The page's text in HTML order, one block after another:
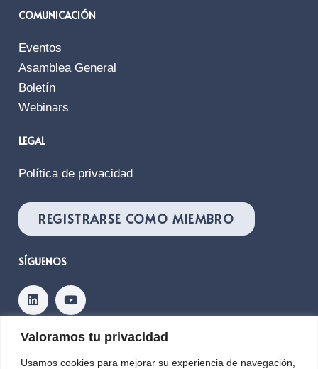
Valoramos tu privacidad
Usamos cookies para mejorar su experiencia de navegación,
COMUNICACIÓN
Eventos
Asamblea General
Boletín
Webinars
LEGAL
Política de privacidad
REGISTRARSE COMO MIEMBRO
SÍGUENOS
Contacto